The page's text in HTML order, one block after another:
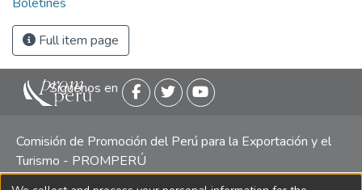
Full item page
Siguenos en
Comisión de Promoción del Perú para la Exportación y el
Turismo - PROMPERÚ